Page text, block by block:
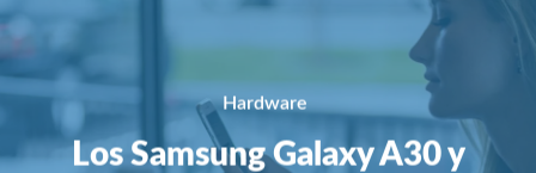
Hardware
Los Samsung Galaxy A30 y